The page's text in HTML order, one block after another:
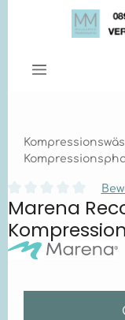
Zum Hauptinhalt
Durchschnittliche
Marena